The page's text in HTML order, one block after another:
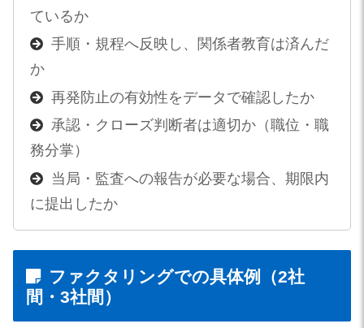
ているか
手順・規程へ反映し、関係者教育は済んだ
か
再発防止の有効性をデータで確認したか
承認・クローズ判断者は適切か（職位・職
務分掌）
当局・監査への報告が必要な場合、期限内
に提出したか
ファクタリングでの具体例（2社
間・3社間）